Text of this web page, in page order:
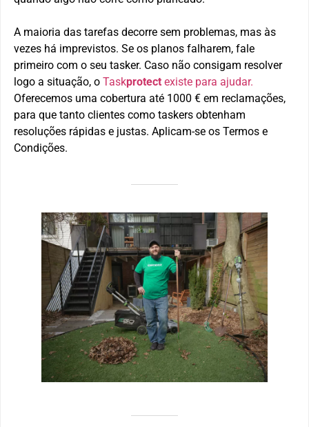
A maioria das tarefas decorre sem problemas, mas às
vezes há imprevistos. Se os planos falharem, fale
primeiro com o seu tasker. Caso não consigam resolver
logo a situação, o Taskprotectexiste para ajudar.
Oferecemos uma cobertura até 1000 € em reclamações,
para que tanto clientes como taskers obtenham
resoluções rápidas e justas. Aplicam-se os Termos e
Condições.